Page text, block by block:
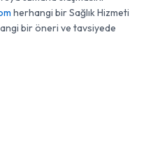
herhangi bir Sağlık Hizmeti
bir öneri ve tavsiyede